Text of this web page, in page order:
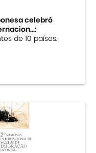
celebró
de 10 países.